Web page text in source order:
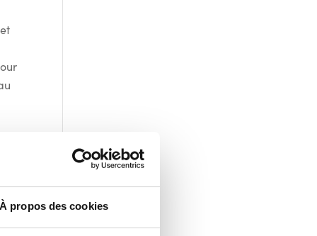
À propos des cookies